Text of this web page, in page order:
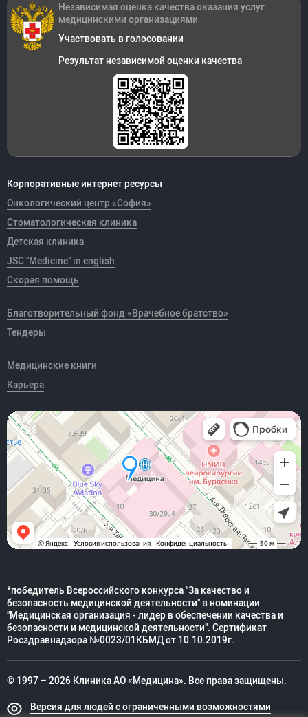
Корпоративные интернет ресурсы
Онкологический центр «София»
Стоматологическая клиника
Детская клиника
JSC "Medicine" in english
Скорая помощь
Благотворительный фонд «Врачебное братство»
Тендеры
Медицинские книги
Карьера
Независимая оценка качества оказания услуг
медицинскими организациями
Участвовать в голосовании
Результат независимой оценки качества
*победитель Всероссийского конкурса "За качество и
безопасность медицинской деятельности" в номинации
"Медицинская организация - лидер в обеспечении качества и
безопасности и медицинской деятельности". Сертификат
Росздравнадзора №0023/01КБМД от 10.10.2019г.
© 1997 – 2026 Клиника АО «Медицина». Все права защищены.
Версия для людей с ограниченными возможностями